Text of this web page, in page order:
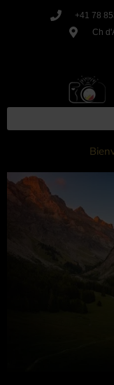
+41 78
Ch